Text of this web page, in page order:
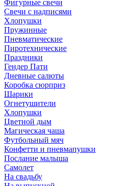
Фигурные свечи
Свечи с надписями
Хлопушки
Пружинные
Пневматические
Пиротехнические
Праздники
Гендер Пати
Дневные салюты
Коробка сюрприз
Шарики
Огнетушители
Хлопушки
Цветной дым
Магическая чаша
Футбольный мяч
Конфетти и пневмапушки
Послание малыша
Самолет
На свадьбу